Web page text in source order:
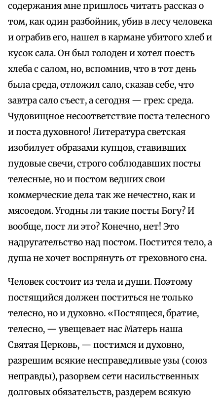
содержания мне пришлось читать рассказ о
том, как один разбойник, убив в лесу человека
и ограбив его, нашел в кармане убитого хлеб и
кусок сала. Он был голоден и хотел поесть
хлеба с салом, но, вспомнив, что в тот день
была среда, отложил сало, сказав себе, что
завтра сало съест, а сегодня — грех: среда.
Чудовищное несоответствие поста телесного
и поста духовного! Литература светская
изобилует образами купцов, ставивших
пудовые свечи, строго соблюдавших посты
телесные, но и постом ведших свои
коммерческие дела так же нечестно, как и
мясоедом. Угодны ли такие посты Богу? И
вообще, пост ли это? Конечно, нет! Это
надругательство над постом. Постится тело, а
душа не хочет воспрянуть от греховного сна.
Человек состоит из тела и души. Поэтому
постящийся должен поститься не только
телесно, но и духовно. «Постящеся, братие,
телесно, — увещевает нас Матерь наша
Святая Церковь, — постимся и духовно,
разрешим всякие несправедливые узы (союз
неправды), разорвем сети насильственных
долговых обязательств, раздерем всякую